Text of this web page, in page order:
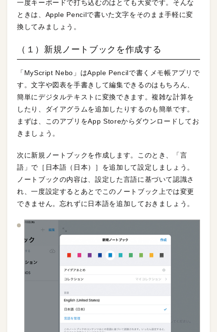
一度キーボードで打ち込むのはとても大変です。そんな
ときは、Apple Pencilで書いた文字をそのまま手軽に変
換してみましょう。
（１）新規ノートブックを作成する
「MyScript Nebo」はApple Pencilで書くメモ帳アプリで
す。文字や図表を手書きして編集できるのはもちろん、
簡単にデジタルテキストに変換できます。複雑な計算を
したり、ダイアグラムを追加したりするのも簡単です。
まずは、このアプリをApp Storeからダウンロードしてお
きましょう。
次に新規ノートブックを作成します。このとき、「言
語」で［日本語（日本）］を追加して設定しましょう。
ノートブックの内容は、設定した言語に基づいて認識さ
れ、一度設定するとあとでこのノートブック上では変更
できません。忘れずに日本語を追加しておきましょう。